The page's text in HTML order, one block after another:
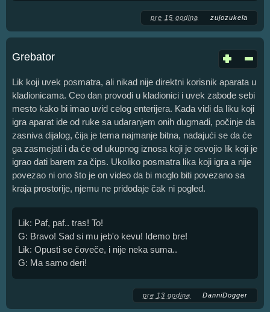
pre 15 godina zujozukela
Grebator
Lik koji uvek posmatra, ali nikad nije direktni korisnik aparata u
kladionicama. Ceo dan provodi u kladionici i uvek zabode sebi
mesto kako bi imao uvid celog enterijera. Kada vidi da liku koji
igra aparat ide od ruke sa udaranjem onih dugmadi, počinje da
zasniva dijalog, čija je tema najmanje bitna, nadajući se da će
ga zasmejati i da će od ukupnog iznosa koji je osvojio lik koji je
igrao dati barem za čips. Ukoliko posmatra lika koji igra a nije
povezao ni ono što je on video da bi moglo biti povezano sa
kraja prostorije, njemu ne pridodaje čak ni pogled.
Lik: Paf, paf.. tras! To!
G: Bravo! Sad si mu jeb'o kevu! Idemo bre!
Lik: Opusti se čoveče, i nije neka suma..
G: Ma samo deri!
pre 13 godina DanniDogger